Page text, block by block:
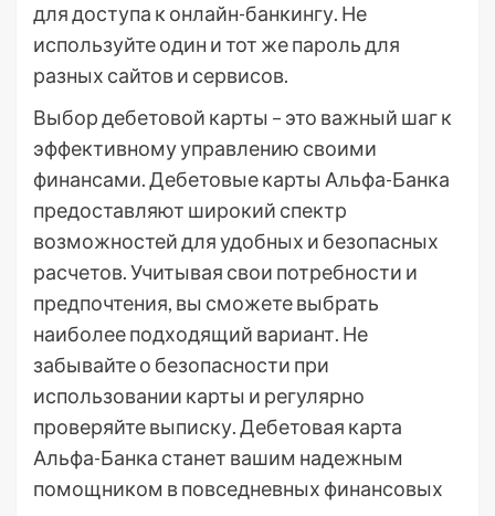
для доступа к онлайн-банкингу. Не
используйте один и тот же пароль для
разных сайтов и сервисов.
Выбор дебетовой карты – это важный шаг к
эффективному управлению своими
финансами. Дебетовые карты Альфа-Банка
предоставляют широкий спектр
возможностей для удобных и безопасных
расчетов. Учитывая свои потребности и
предпочтения, вы сможете выбрать
наиболее подходящий вариант. Не
забывайте о безопасности при
использовании карты и регулярно
проверяйте выписку. Дебетовая карта
Альфа-Банка станет вашим надежным
помощником в повседневных финансовых